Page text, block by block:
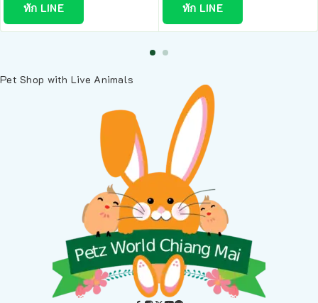
ทัก LINE ทัก LINE
Pet Shop with Live Animals